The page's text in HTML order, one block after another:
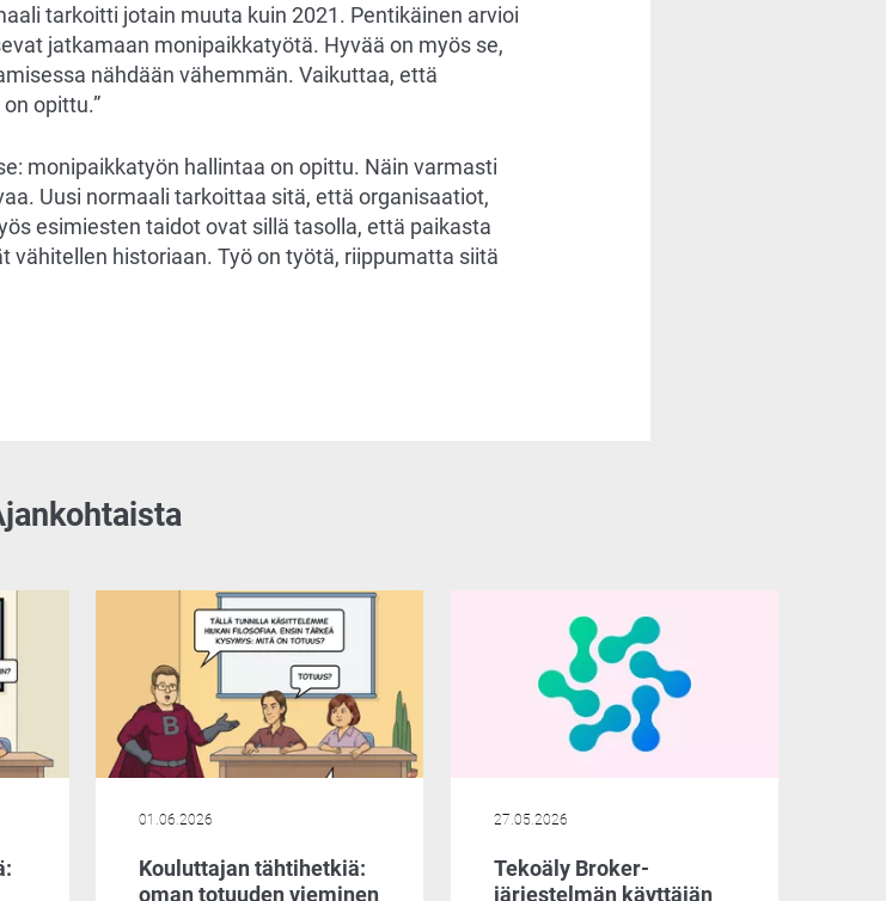
tarkoitti jotain muuta kuin 2021. Pentikäinen arvioi
jatkamaan monipaikkatyötä. Hyvää on myös se,
nähdään vähemmän. Vaikuttaa, että
opittu.”
monipaikkatyön hallintaa on opittu. Näin varmasti
Uusi normaali tarkoittaa sitä, että organisaatiot,
esimiesten taidot ovat sillä tasolla, että paikasta
vähitellen historiaan. Työ on työtä, riippumatta siitä
01.06.2026
Kouluttajan tähtihetkiä:
oman totuuden vieminen
27.05.2026
Tekoäly Broker-
järjestelmän käyttäjän